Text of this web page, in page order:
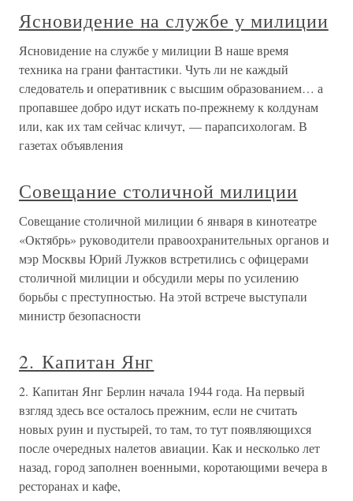
Ясновидение на службе у милиции
Ясновидение на службе у милиции В наше время
техника на грани фантастики. Чуть ли не каждый
следователь и оперативник с высшим образованием… а
пропавшее добро идут искать по-прежнему к колдунам
или, как их там сейчас кличут, — парапсихологам. В
газетах объявления
Совещание столичной милиции
Совещание столичной милиции 6 января в кинотеатре
«Октябрь» руководители правоохранительных органов и
мэр Москвы Юрий Лужков встретились с офицерами
столичной милиции и обсудили меры по усилению
борьбы с преступностью. На этой встрече выступали
министр безопасности
2. Капитан Янг
2. Капитан Янг Берлин начала 1944 года. На первый
взгляд здесь все осталось прежним, если не считать
новых руин и пустырей, то там, то тут появляющихся
после очередных налетов авиации. Как и несколько лет
назад, город заполнен военными, коротающими вечера в
ресторанах и кафе,